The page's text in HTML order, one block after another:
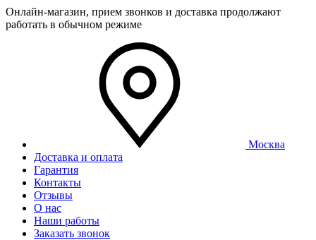
Онлайн-магазин, прием звонков и доставка продолжают
работать в обычном режиме
Москва
Доставка и оплата
Гарантия
Контакты
Отзывы
О нас
Наши работы
Заказать звонок